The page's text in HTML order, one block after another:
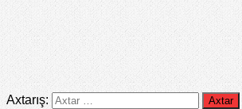
Axtarış: